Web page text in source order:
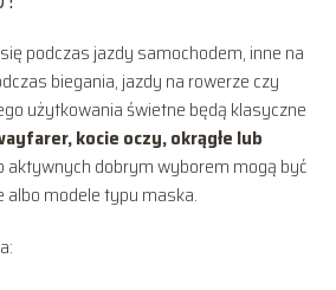
podczas jazdy samochodem, inne na
biegania, jazdy na rowerze czy
użytkowania świetne będą klasyczne
kocie oczy, okrągłe lub
aktywnych dobrym wyborem mogą być
modele typu maska.